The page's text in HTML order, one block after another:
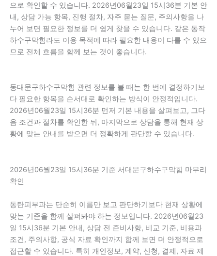
으로 확인할 수 있습니다. 2026년06월23일 15시36분 기본 안
내, 상담 가능 항목, 진행 절차, 자주 묻는 질문, 주의사항을 나
누어 보면 필요한 정보를 더 쉽게 찾을 수 있습니다. 같은 동작
하수구막힘라도 이용 목적에 따라 필요한 내용이 다를 수 있으
므로 전체 흐름을 함께 보는 것이 좋습니다.
동대문구하수구막힘 관련 정보를 볼 때는 한 번에 결정하기보
다 필요한 항목을 순서대로 확인하는 방식이 안정적입니다.
2026년06월23일 15시36분 먼저 기본 내용을 살펴보고, 그다
음 조건과 절차를 확인한 뒤, 마지막으로 상담을 통해 현재 상
황에 맞는 안내를 받으면 더 정확하게 판단할 수 있습니다.
2026년06월23일 15시36분 기준 서대문구하수구막힘 마무리
확인
동탄피부과는 단순히 이름만 보고 판단하기보다 현재 상황에
맞는 기준을 함께 살펴봐야 하는 정보입니다. 2026년06월23
일 15시36분 기본 안내, 상담 전 준비사항, 비교 기준, 비용과
조건, 주의사항, 공식 자료 확인까지 함께 보면 더 안정적으로
접근할 수 있습니다. 특히 개인정보, 계약, 신청, 결제, 자료 제